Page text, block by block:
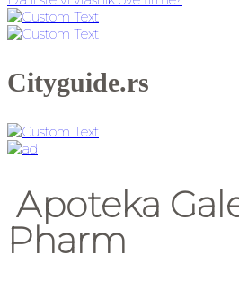
Cityguide.rs
Apoteka
Pharm